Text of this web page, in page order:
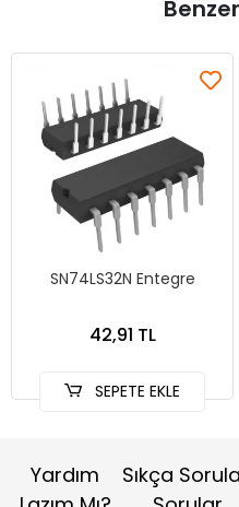
SN74LS32N Entegre
42,91 TL
SEPETE EKLE
Yardım
Sıkça